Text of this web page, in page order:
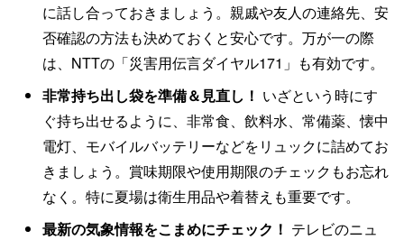
に話し合っておきましょう。親戚や友人の連絡先、安
否確認の方法も決めておくと安心です。万が一の際
は、NTTの「災害用伝言ダイヤル171」も有効です。
非常持ち出し袋を準備＆見直し！ いざという時にす
ぐ持ち出せるように、非常食、飲料水、常備薬、懐中
電灯、モバイルバッテリーなどをリュックに詰めてお
きましょう。賞味期限や使用期限のチェックもお忘れ
なく。特に夏場は衛生用品や着替えも重要です。
最新の気象情報をこまめにチェック！ テレビのニュ